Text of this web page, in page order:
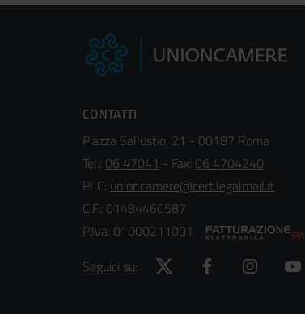
CONTATTI
Piazza Sallustio, 21 - 00187 Roma
Tel.: 06 47041 - Fax: 06 4704240
PEC: unioncamere@cert.legalmail.it
C.F.: 01484460587
P.Iva: 01000211001
Seguici su:
Twitter Facebook Instagram